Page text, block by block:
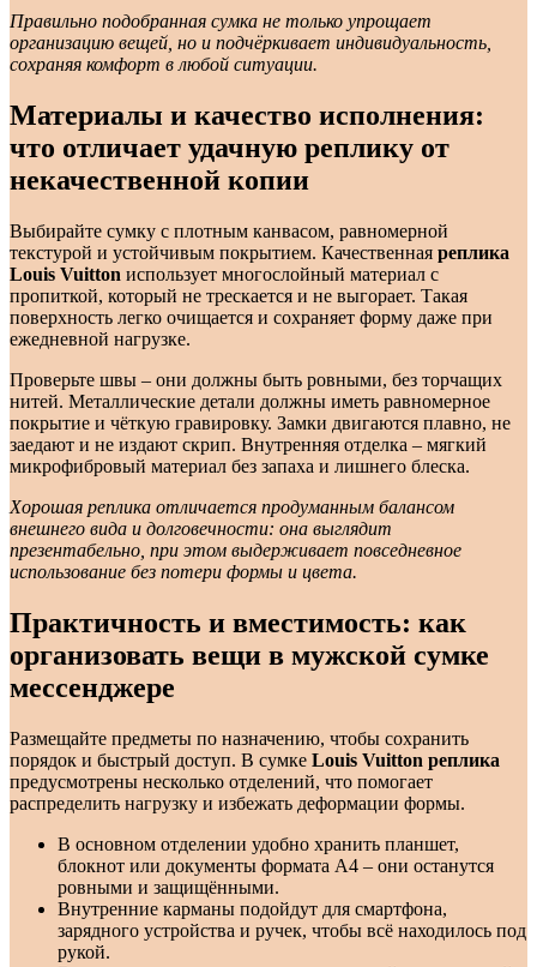
Правильно подобранная сумка не только упрощает
организацию вещей, но и подчёркивает индивидуальность,
сохраняя комфорт в любой ситуации.
Материалы и качество исполнения:
что отличает удачную реплику от
некачественной копии
Выбирайте сумку с плотным канвасом, равномерной
текстурой и устойчивым покрытием. Качественная реплика
Louis Vuitton использует многослойный материал с
пропиткой, который не трескается и не выгорает. Такая
поверхность легко очищается и сохраняет форму даже при
ежедневной нагрузке.
Проверьте швы – они должны быть ровными, без торчащих
нитей. Металлические детали должны иметь равномерное
покрытие и чёткую гравировку. Замки двигаются плавно, не
заедают и не издают скрип. Внутренняя отделка – мягкий
микрофибровый материал без запаха и лишнего блеска.
Хорошая реплика отличается продуманным балансом
внешнего вида и долговечности: она выглядит
презентабельно, при этом выдерживает повседневное
использование без потери формы и цвета.
Практичность и вместимость: как
организовать вещи в мужской сумке
мессенджере
Размещайте предметы по назначению, чтобы сохранить
порядок и быстрый доступ. В сумке Louis Vuitton реплика
предусмотрены несколько отделений, что помогает
распределить нагрузку и избежать деформации формы.
В основном отделении удобно хранить планшет,
блокнот или документы формата А4 – они останутся
ровными и защищёнными.
Внутренние карманы подойдут для смартфона,
зарядного устройства и ручек, чтобы всё находилось под
рукой.